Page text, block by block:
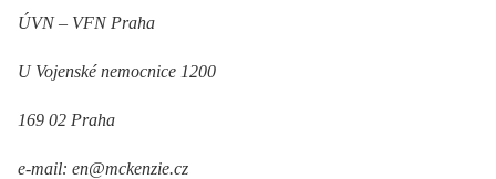
ÚVN –⁠ VFN Praha
U Vojenské nemocnice 1200
169 02 Praha
e-mail: en@mckenzie.cz